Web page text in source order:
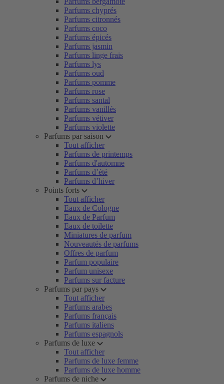
Parfums chyprés
Parfums citronnés
Parfums coco
Parfums épicés
Parfums jasmin
Parfums linge frais
Parfums lys
Parfums oud
Parfums pomme
Parfums rose
Parfums santal
Parfums vanillés
Parfums vétiver
Parfums violette
Parfums par saison
Tout afficher
Parfums de printemps
Parfums d'automne
Parfums d’été
Parfums d’hiver
Points forts
Tout afficher
Eaux de Cologne
Eaux de Parfum
Eaux de toilette
Miniatures de parfum
Nouveautés de parfums
Offres de parfum
Parfum populaire
Parfum unisexe
Parfums sur facture
Parfums par pays
Tout afficher
Parfums arabes
Parfums français
Parfums italiens
Parfums espagnols
Parfums de luxe
Tout afficher
Parfums de luxe femme
Parfums de luxe homme
Parfums de niche